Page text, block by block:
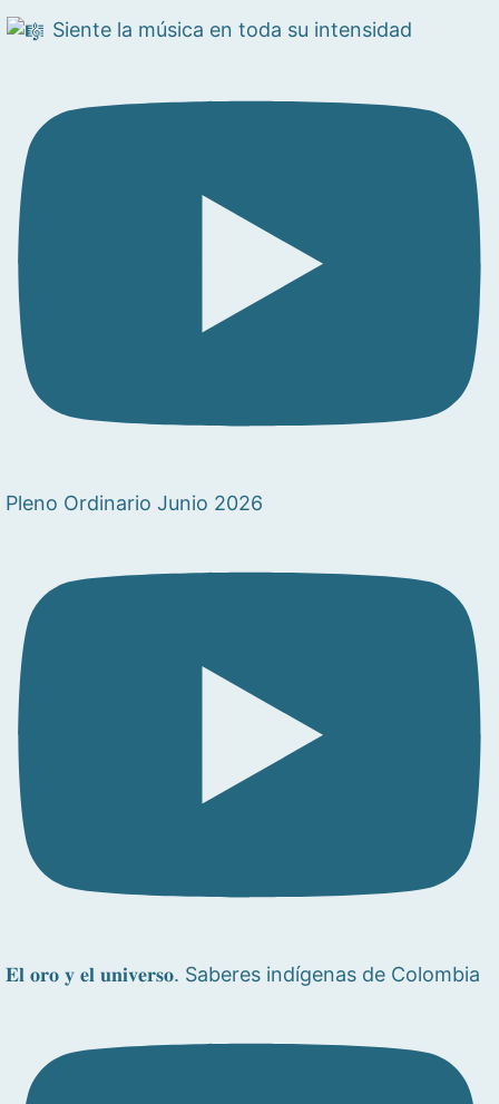
Siente la música en toda su intensidad
Pleno Ordinario Junio 2026
𝐄𝐥 𝐨𝐫𝐨 𝐲 𝐞𝐥 𝐮𝐧𝐢𝐯𝐞𝐫𝐬𝐨. Saberes indígenas de Colombia